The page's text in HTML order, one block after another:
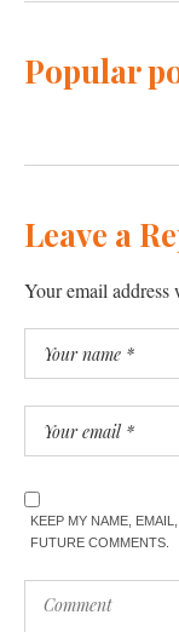
Popular
Leave a
Your email
KEEP MY NAME,
FUTURE COMMENTS.